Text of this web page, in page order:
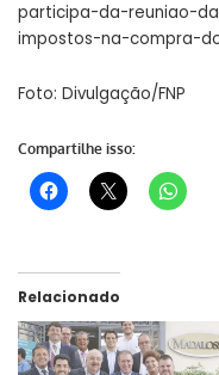
participa-da-reuniao-
impostos-na-compra-
Foto: Divulgação/FNP
Compartilhe isso:
Relacionado